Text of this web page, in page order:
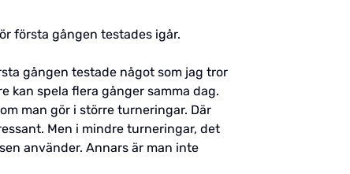
första gången testades igår.
gången testade något som jag tror
kan spela flera gånger samma dag.
man gör i större turneringar. Där
Men i mindre turneringar, det
använder. Annars är man inte